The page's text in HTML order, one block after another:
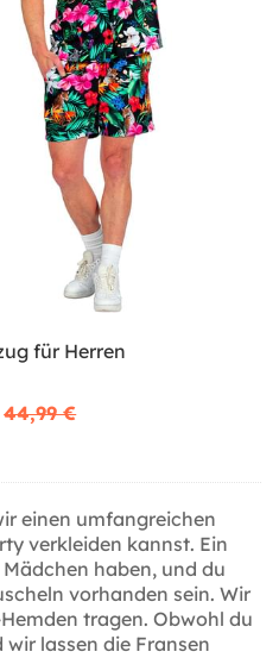
für Herren
44,99 €
einen umfangreichen
verkleiden kannst. Ein
haben, und du
vorhanden sein. Wir
tragen. Obwohl du
lassen die Fransen